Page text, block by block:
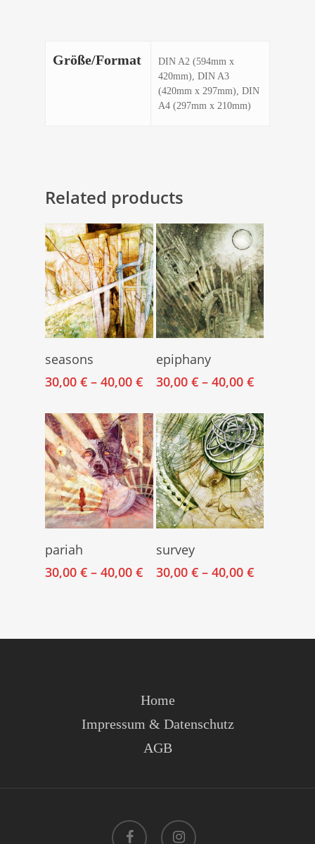
Größe/Format
DIN A2 (594mm x
420mm), DIN A3
(420mm x 297mm), DIN
A4 (297mm x 210mm)
Related products
seasons
30,00 € – 40,00 €
Select Options
epiphany
30,00 €– 40,00 €
Select Options
pariah
30,00 € – 40,00 €
survey
30,00 €– 40,00 €
Home
Impressum & Datenschutz
AGB
facebook instagram